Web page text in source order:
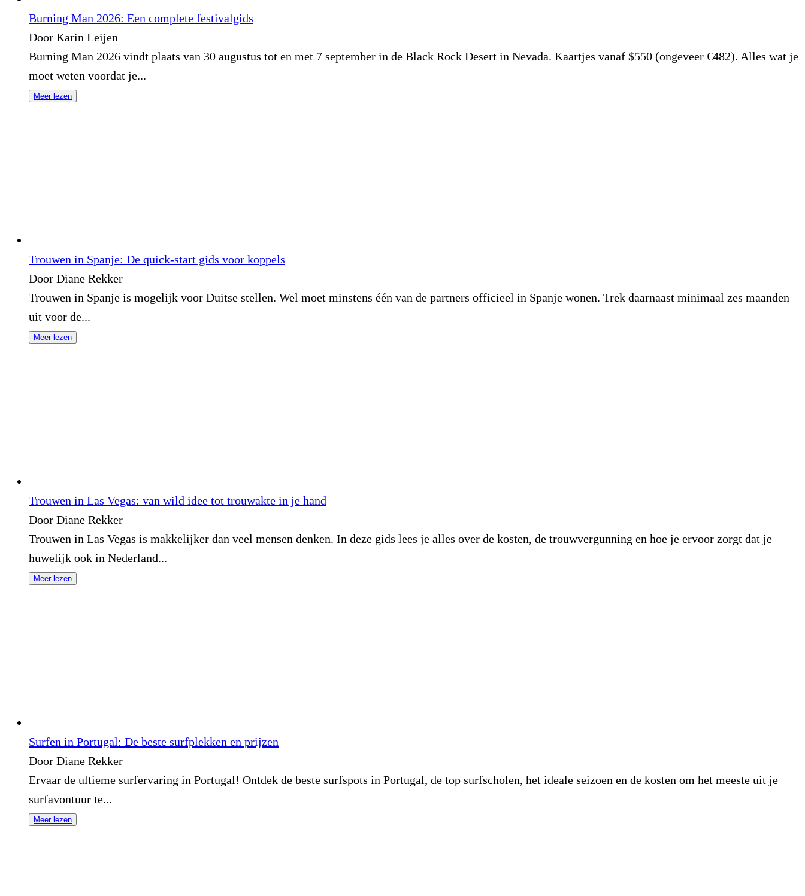
Burning Man 2026: Een complete festivalgids
Door Karin Leijen
Burning Man 2026 vindt plaats van 30 augustus tot en met 7 september in de Black Rock Desert in Nevada. Kaartjes vanaf $550 (ongeveer €482). Alles wat je
moet weten voordat je...
Meer lezen
Trouwen in Spanje: De quick-start gids voor koppels
Door Diane Rekker
Trouwen in Spanje is mogelijk voor Duitse stellen. Wel moet minstens één van de partners officieel in Spanje wonen. Trek daarnaast minimaal zes maanden
uit voor de...
Meer lezen
Trouwen in Las Vegas: van wild idee tot trouwakte in je hand
Door Diane Rekker
Trouwen in Las Vegas is makkelijker dan veel mensen denken. In deze gids lees je alles over de kosten, de trouwvergunning en hoe je ervoor zorgt dat je
huwelijk ook in Nederland...
Meer lezen
Surfen in Portugal: De beste surfplekken en prijzen
Door Diane Rekker
Ervaar de ultieme surfervaring in Portugal! Ontdek de beste surfspots in Portugal, de top surfscholen, het ideale seizoen en de kosten om het meeste uit je
surfavontuur te...
Meer lezen